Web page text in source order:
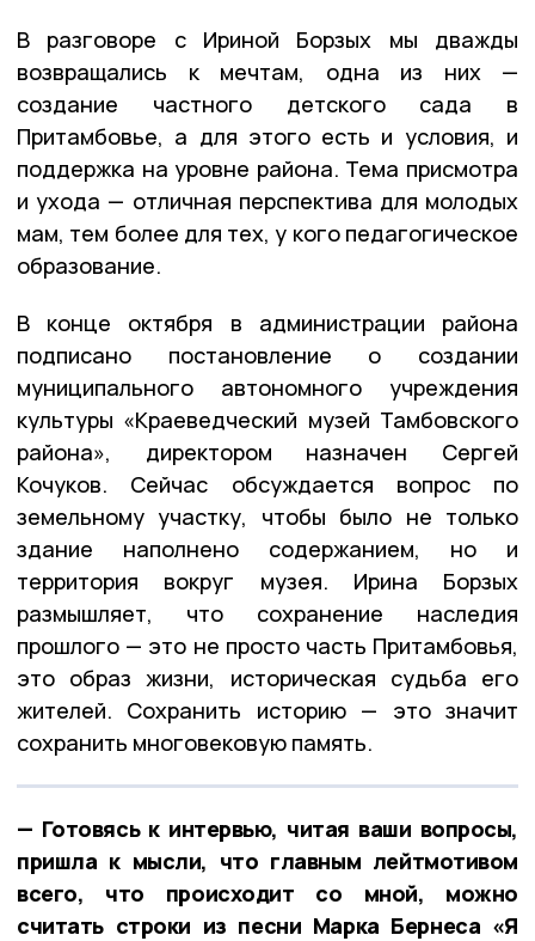
В разговоре с Ириной Борзых мы дважды
возвращались к мечтам, одна из них —
создание частного детского сада в
Притамбовье, а для этого есть и условия, и
поддержка на уровне района. Тема присмотра
и ухода — отличная перспектива для молодых
мам, тем более для тех, у кого педагогическое
образование.
В конце октября в администрации района
подписано постановление о создании
муниципального автономного учреждения
культуры «Краеведческий музей Тамбовского
района», директором назначен Сергей
Кочуков. Сейчас обсуждается вопрос по
земельному участку, чтобы было не только
здание наполнено содержанием, но и
территория вокруг музея. Ирина Борзых
размышляет, что сохранение наследия
прошлого — это не просто часть Притамбовья,
это образ жизни, историческая судьба его
жителей. Сохранить историю — это значит
сохранить многовековую память.
— Готовясь к интервью, читая ваши вопросы,
пришла к мысли, что главным лейтмотивом
всего, что происходит со мной, можно
считать строки из песни Марка Бернеса «Я